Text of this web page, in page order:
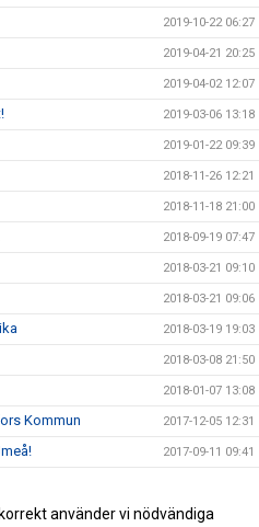
2019-10-22 06:27
2019-04-21 20:25
2019-04-02 12:07
2019-03-06 13:18
2019-01-22 09:39
2018-11-26 12:21
2018-11-18 21:00
2018-09-19 07:47
2018-03-21 09:10
2018-03-21 09:06
2018-03-19 19:03
2018-03-08 21:50
2018-01-07 13:08
Kommun 2017-12-05 12:31
2017-09-11 09:41
2015-11-02 18:42
använder vi nödvändiga